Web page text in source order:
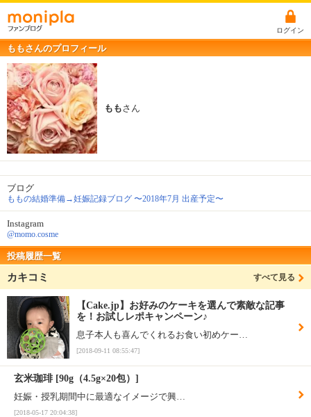
ログイン
ももさんのプロフィール
ももさん
ブログ
ももの結婚準備→妊娠記録ブログ 〜2018年7月 出産予定〜
Instagram
@momo.cosme
投稿履歴一覧
カキコミ すべて見る
【Cake.jp】お好みのケーキを選んで素敵な記事
を！お試しレポキャンペーン♪
息子本人も喜んでくれるお食い初めケー…
[2018-09-11 08:55:47]
玄米珈琲 [90g（4.5g×20包）]
妊娠・授乳期間中に最適なイメージで興…
[2018-05-17 20:04:38]